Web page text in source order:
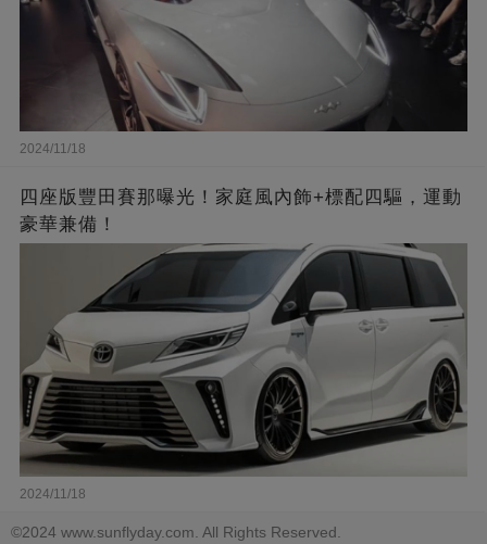
2024/11/18
四座版豐田賽那曝光！家庭風內飾+標配四驅，運動
豪華兼備！
2024/11/18
©2024 www.sunflyday.com. All Rights Reserved.